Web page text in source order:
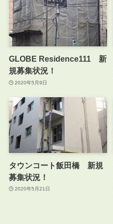
GLOBE Residence111 新
規募集状況！
2020年5月9日
タウンコート飯田橋 新規
募集状況！
2020年5月21日